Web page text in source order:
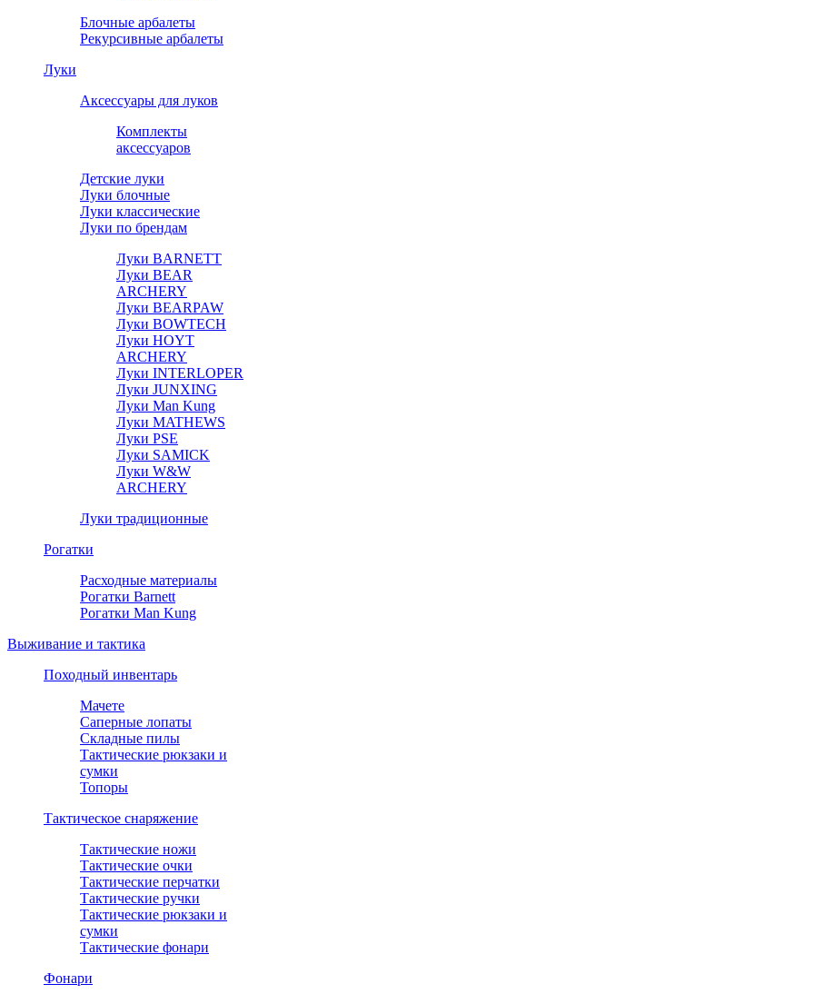
Блочные арбалеты
Рекурсивные арбалеты
Луки
Аксессуары для луков
Комплекты
аксессуаров
Детские луки
Луки блочные
Луки классические
Луки по брендам
Луки BARNETT
Луки BEAR
ARCHERY
Луки BEARPAW
Луки BOWTECH
Луки HOYT
ARCHERY
Луки INTERLOPER
Луки JUNXING
Луки Man Kung
Луки MATHEWS
Луки PSE
Луки SAMICK
Луки W&W
ARCHERY
Луки традиционные
Рогатки
Расходные материалы
Рогатки Barnett
Рогатки Man Kung
Выживание и тактика
Походный инвентарь
Мачете
Саперные лопаты
Складные пилы
Тактические рюкзаки и
сумки
Топоры
Тактическое снаряжение
Тактические ножи
Тактические очки
Тактические перчатки
Тактические ручки
Тактические рюкзаки и
сумки
Тактические фонари
Фонари